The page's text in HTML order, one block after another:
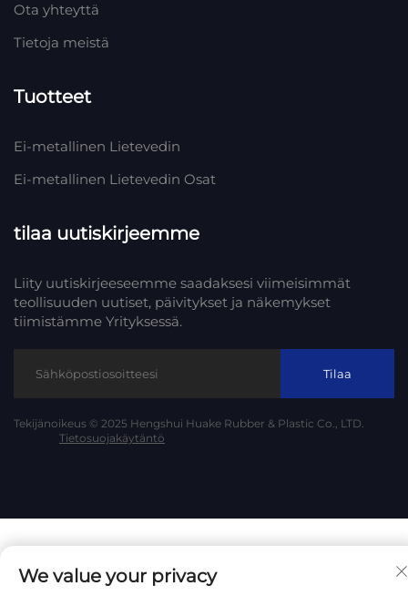
Ota yhteyttä
Tietoja meistä
Tuotteet
Ei-metallinen Lietevedin
Ei-metallinen Lietevedin Osat
tilaa uutiskirjeemme
Liity uutiskirjeeseemme saadaksesi viimeisimmät
teollisuuden uutiset, päivitykset ja näkemykset
tiimistämme Yrityksessä.
Tilaa
Tekijänoikeus © 2025 Hengshui Huake Rubber & Plastic Co., LTD.
Tietosuojakäytäntö
We value your privacy